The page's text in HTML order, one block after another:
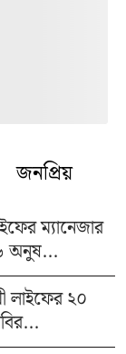
জনপ্রিয়
ম্যানেজার
অনুষ...
লাইফের ২০